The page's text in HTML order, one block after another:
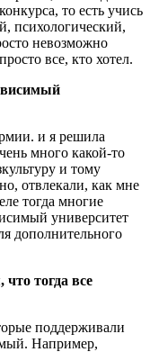
то есть учись
психологический,
невозможно
все, кто хотел.
и я решила
много какой-то
и тому
отвлекали, как мне
тогда многие
университет
дополнительного
тогда все
поддерживали
Например,